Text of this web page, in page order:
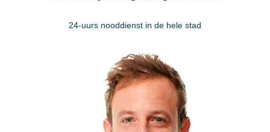
24-uurs nooddienst in de hele stad